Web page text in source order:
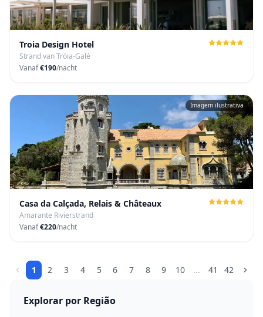
Troia Design Hotel
Strand van Tróia-Galé
Vanaf€190/nacht
Imagem ilustrativa
Casa da Calçada, Relais & Châteaux
Amarante Rivierstrand
Vanaf€220/nacht
1 2 3 4 5 6 7 8 9 10 ... 41 42
Explorar por Região